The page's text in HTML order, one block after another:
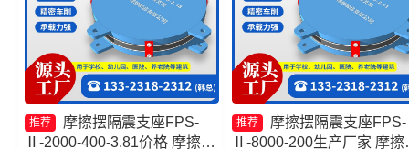
推荐
摩擦摆隔震支座FPS-
Ⅱ-2000-400-3.81价格 摩擦摆
推荐
摩擦摆隔震支座FPS-
Ⅱ-8000-200生产厂家 摩擦